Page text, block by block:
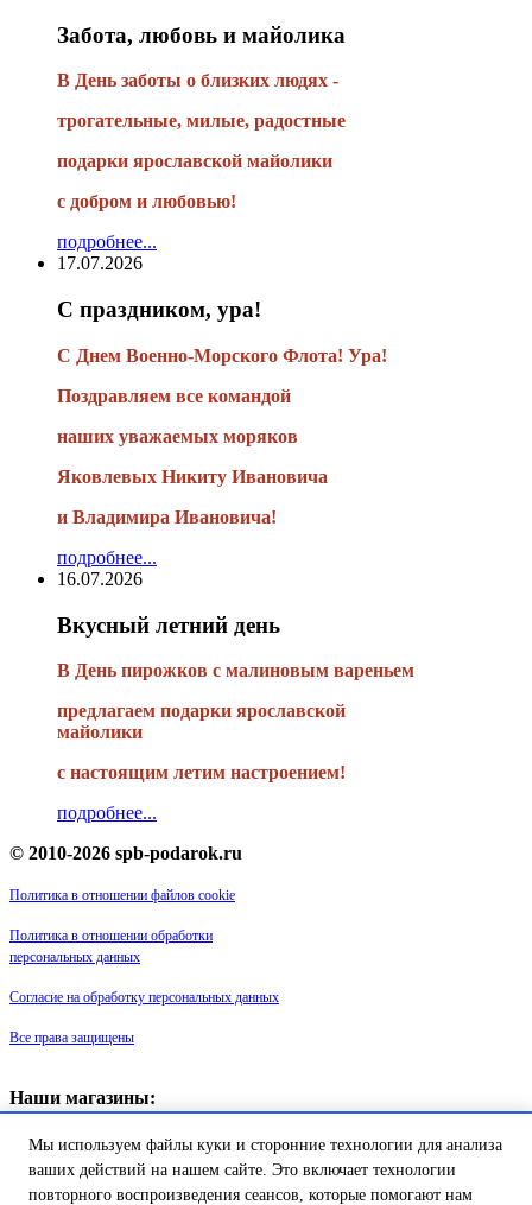
Забота, любовь и майолика
В День заботы о близких людях -
трогательные, милые, радостные
подарки ярославской майолики
с добром и любовью!
подробнее...
17.07.2026
С праздником, ура!
С Днем Военно-Морского Флота! Ура!
Поздравляем все командой
наших уважаемых моряков
Яковлевых Никиту Ивановича
и Владимира Ивановича!
подробнее...
16.07.2026
Вкусный летний день
В День пирожков с малиновым вареньем
предлагаем подарки ярославской
майолики
с настоящим летим настроением!
подробнее...
© 2010-2026 spb-podarok.ru
Политика в отношении файлов cookie
Политика в отношении обработки
персональных данных
Согласие на обработку персональных данных
Все права защищены
Наши магазины:
ДК им. Крупской, 1 этаж зал «Синий»
Магазин «Сувенир Кронштадта» - г. Кронштадт, ул. Петровская дом
16/2
Мы используем файлы куки и сторонние технологии для анализа
ваших действий на нашем сайте. Это включает технологии
повторного воспроизведения сеансов, которые помогают нам